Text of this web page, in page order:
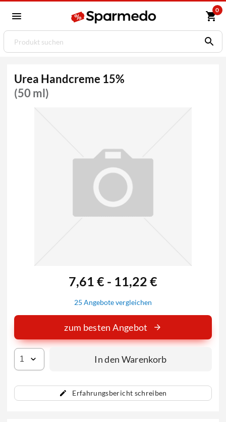
0
Urea Handcreme 15%
(50 ml)
Erfahrungsbericht schreiben
7,61 € - 11,22 €
25 Angebote vergleichen
zum besten Angebot
In den Warenkorb